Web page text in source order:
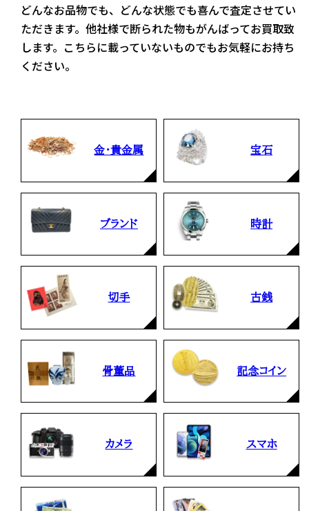
どんなお品物でも、どんな状態でも喜んで査定させてい
ただきます。他社様で断られた物もがんばってお買取致
します。こちらに載っていないものでもお気軽にお持ち
ください。
金・貴金属 宝石
ブランド 時計
切手 古銭
骨董品 記念コイン
カメラ スマホ